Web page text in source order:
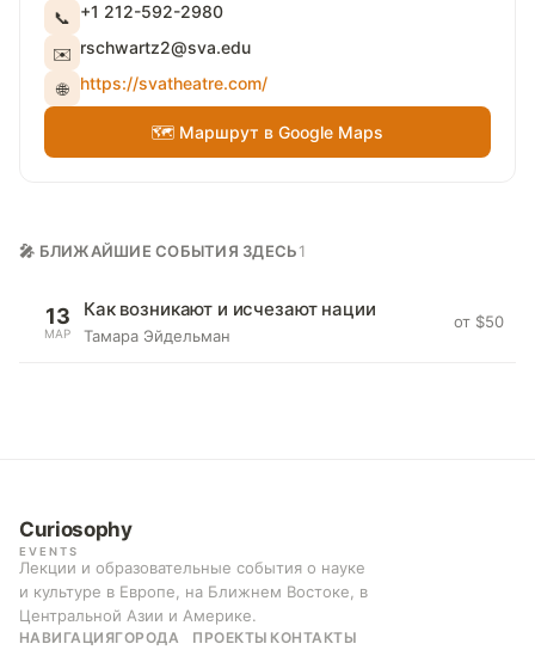
📞 +1 212-592-2980
✉️ rschwartz2@sva.edu
🌐 https://svatheatre.com/
🗺 Маршрут в Google Maps
🎤 БЛИЖАЙШИЕ СОБЫТИЯ ЗДЕСЬ1
13
МАР
Как возникают и исчезают нации
Тамара Эйдельман
от $50
Curiosophy
EVENTS
Лекции и образовательные события о науке
и культуре в Европе, на Ближнем Востоке, в
Центральной Азии и Америке.
НАВИГАЦИЯГОРОДА ПРОЕКТЫ КОНТАКТЫ